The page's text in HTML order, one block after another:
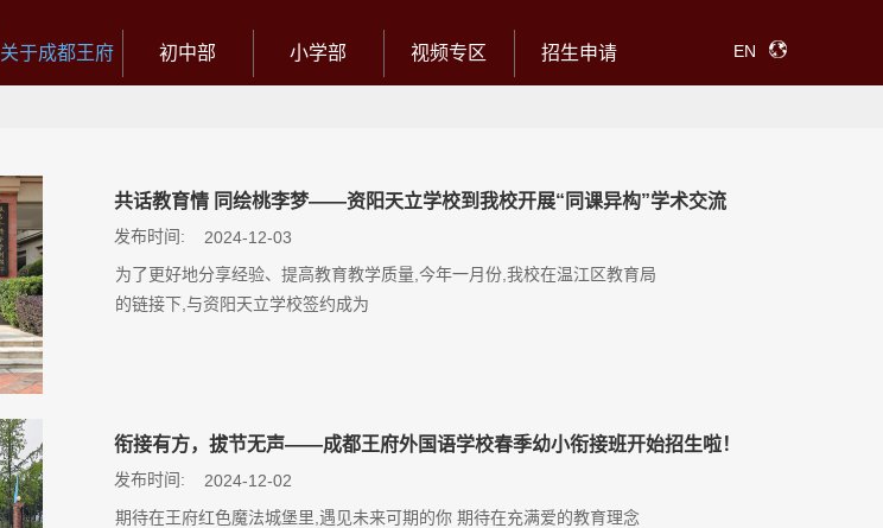
关于成都王府 初中部 小学部 视频专区 招生申请 EN
共话教育情 同绘桃李梦——资阳天立学校到我校开展“同课异构”学术交流
2024-12-03
发布时间:
为了更好地分享经验、提高教育教学质量,今年一月份,我校在温江区教育局
的链接下,与资阳天立学校签约成为
衔接有方，拔节无声——成都王府外国语学校春季幼小衔接班开始招生啦！
2024-12-02
发布时间:
期待在王府红色魔法城堡里,遇见未来可期的你 期待在充满爱的教育理念